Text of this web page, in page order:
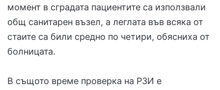
момент в сградата пациентите са използвали
общ санитарен възел, а леглата във всяка от
стаите са били средно по четири, обясниха от
болницата.
В същото време проверка на РЗИ е